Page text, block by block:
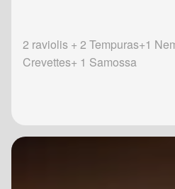
2 raviolis + 2 Tempuras+1
Crevettes+ 1 Samossa